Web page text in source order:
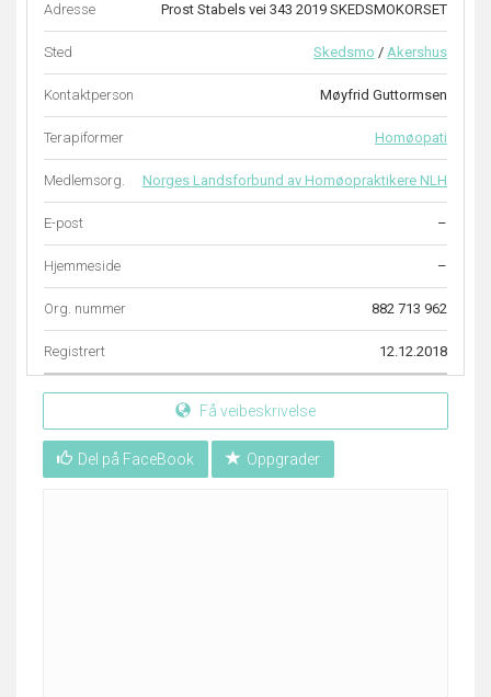
Adresse Prost Stabels vei 343 2019 SKEDSMOKORSET
Sted Skedsmo / Akershus
Kontaktperson Møyfrid Guttormsen
Terapiformer Homøopati
Medlemsorg. Norges Landsforbund av Homøopraktikere NLH
E-post –
Hjemmeside –
Org. nummer 882 713 962
Registrert 12.12.2018
Få veibeskrivelse
Del på FaceBook Oppgrader